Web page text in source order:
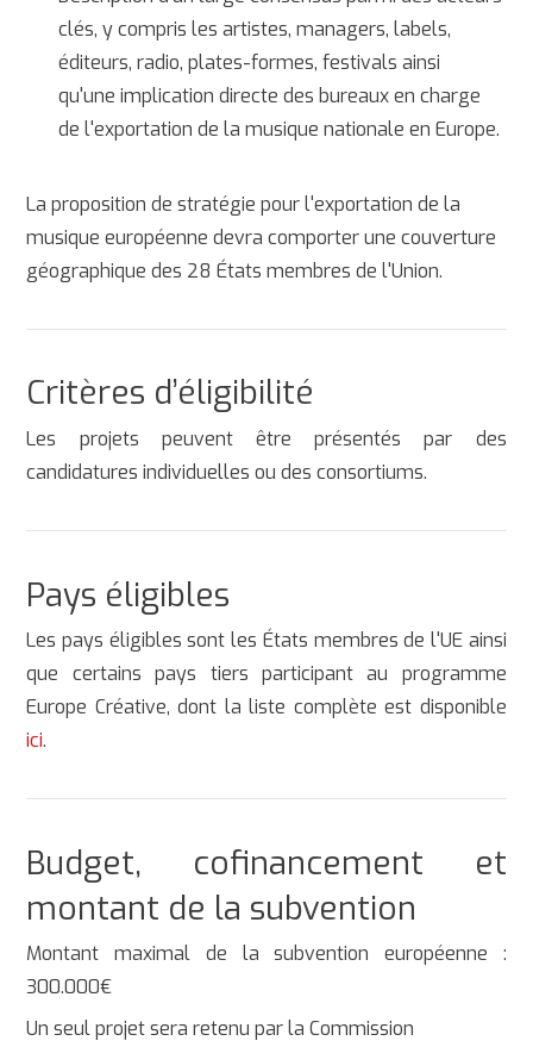
clés, y compris les artistes, managers, labels,
éditeurs, radio, plates-formes, festivals ainsi
qu'une implication directe des bureaux en charge
de l'exportation de la musique nationale en Europe.
La proposition de stratégie pour l'exportation de la
musique européenne devra comporter une couverture
géographique des 28 États membres de l'Union.
Critères d’éligibilité
Les projets peuvent être présentés par des
candidatures individuelles ou des consortiums.
Pays éligibles
Les pays éligibles sont les États membres de l'UE ainsi
que certains pays tiers participant au programme
Europe Créative, dont la liste complète est disponible
ici.
Budget, cofinancement et
montant de la subvention
Montant maximal de la subvention européenne :
300.000€
Un seul projet sera retenu par la Commission